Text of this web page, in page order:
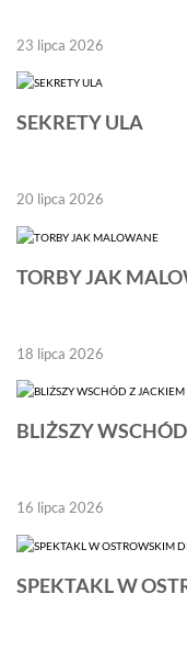
23 lipca 2026
SEKRETY ULA
20 lipca 2026
TORBY JAK
18 lipca 2026
BLIŻSZY
16 lipca 2026
SPEKTAKL W